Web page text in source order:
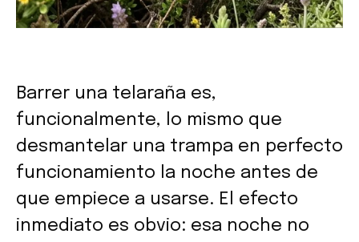
Barrer una telaraña es,
funcionalmente, lo mismo que
desmantelar una trampa en perfecto
funcionamiento la noche antes de
que empiece a usarse. El efecto
inmediato es obvio: esa noche no